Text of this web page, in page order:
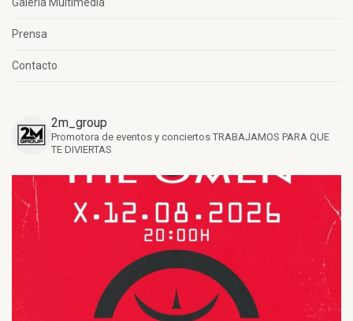
Prensa
Contacto
2m_group
Promotora de eventos y conciertos TRABAJAMOS PARA QUE
TE DIVIERTAS